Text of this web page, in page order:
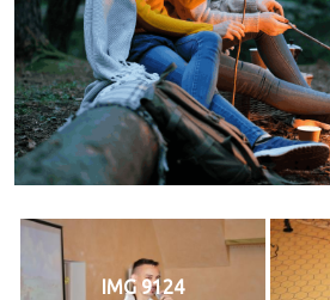
IMG 9124